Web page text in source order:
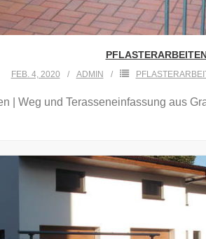
FEB. 4, 2020 ADMIN
| Weg und Terasseneinfassung aus